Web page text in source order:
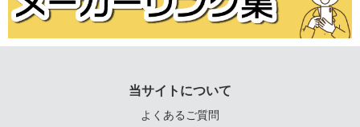
当サイトについて
よくあるご質問